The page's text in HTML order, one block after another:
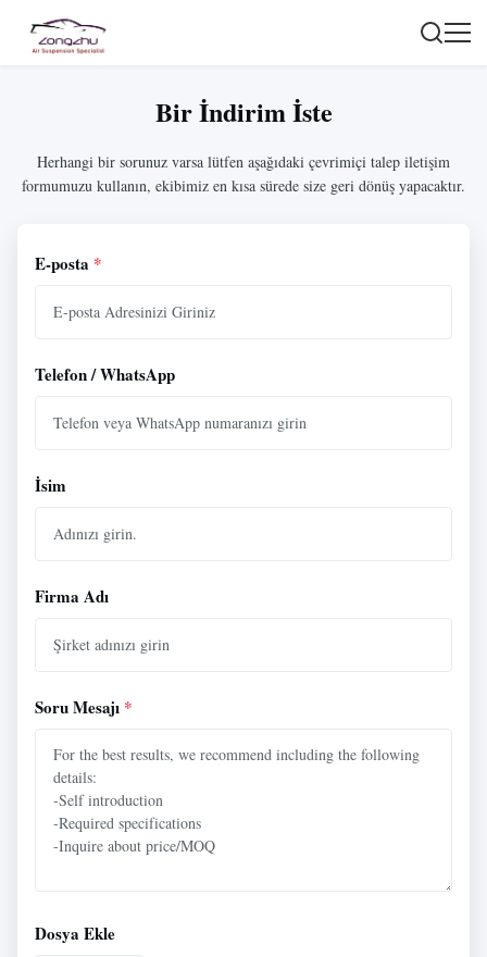
Bir İndirim İste
Herhangi bir sorunuz varsa lütfen aşağıdaki çevrimiçi talep iletişim
formumuzu kullanın, ekibimiz en kısa sürede size geri dönüş yapacaktır.
E-posta *
Telefon / WhatsApp
İsim
Firma Adı
Soru Mesajı *
Dosya Ekle